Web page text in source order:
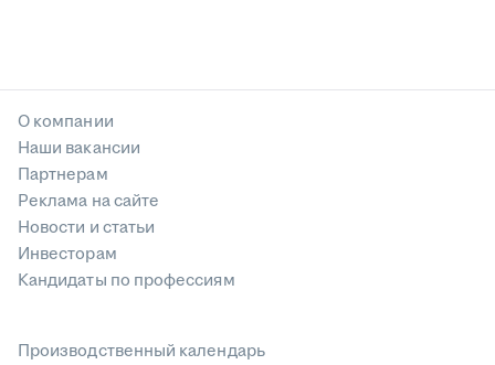
О компании
Наши вакансии
Партнерам
Реклама на сайте
Новости и статьи
Инвесторам
Кандидаты по профессиям
Производственный календарь